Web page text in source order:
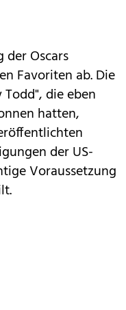
der Oscars
Favoriten ab. Die
die eben
hatten,
der US-
Voraussetzung